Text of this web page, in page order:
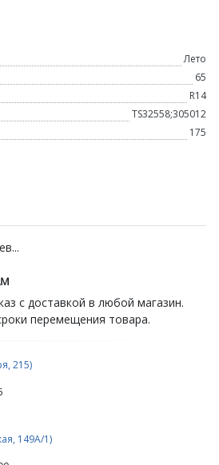
Лето
65
R14
TS32558;305012
175
с доставкой в любой магазин.
перемещения товара.
215)
149А/1)